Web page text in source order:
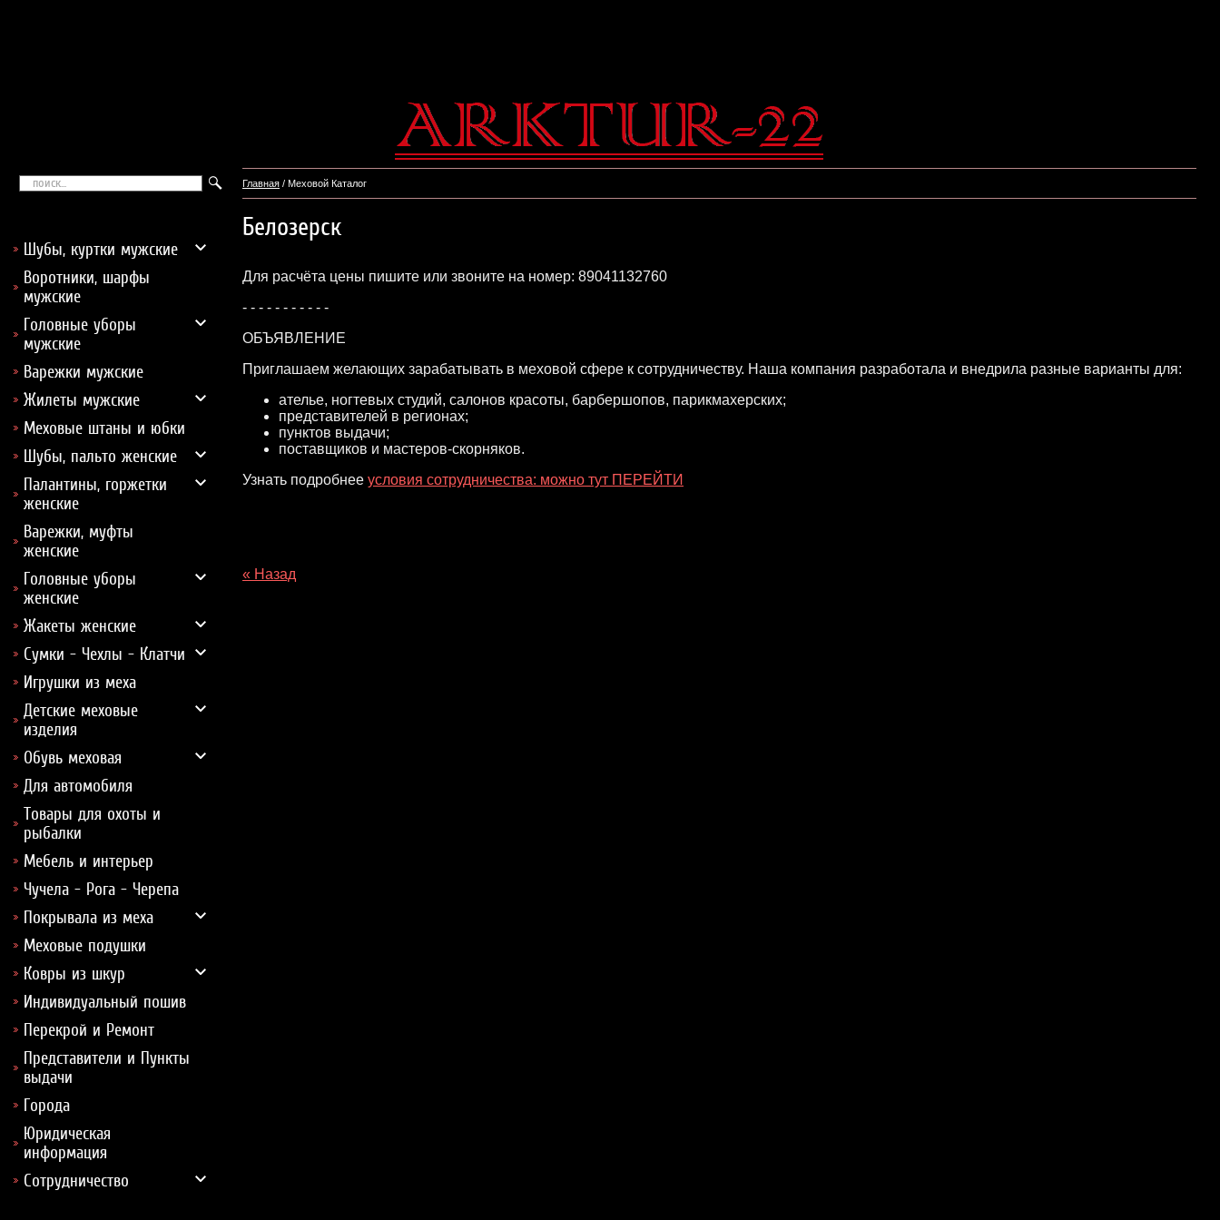
Шубы, куртки мужские
Воротники, шарфы
мужские
Головные уборы
мужские
Варежки мужские
Жилеты мужские
Меховые штаны и юбки
Шубы, пальто женские
Палантины, горжетки
женские
Варежки, муфты
женские
Головные уборы
женские
Жакеты женские
Сумки - Чехлы - Клатчи
Игрушки из меха
Детские меховые
изделия
Обувь меховая
Для автомобиля
Товары для охоты и
рыбалки
Мебель и интерьер
Чучела - Рога - Черепа
Покрывала из меха
Меховые подушки
Ковры из шкур
Индивидуальный пошив
Перекрой и Ремонт
Представители и Пункты
выдачи
Города
Юридическая
информация
Сотрудничество
Главная / Меховой Каталог
Белозерск
Для расчёта цены пишите или звоните на номер: 89041132760
- - - - - - - - - - -
ОБЪЯВЛЕНИЕ
Приглашаем желающих зарабатывать в меховой сфере к сотрудничеству. Наша компания разработала и внедрила разные варианты для:
ателье, ногтевых студий, салонов красоты, барбершопов, парикмахерских;
представителей в регионах;
пунктов выдачи;
поставщиков и мастеров-скорняков.
Узнать подробнее условия сотрудничества: можно тут ПЕРЕЙТИ
« Назад